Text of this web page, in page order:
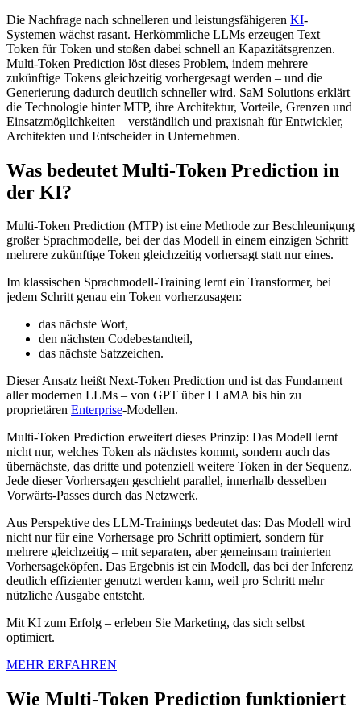
Die Nachfrage nach schnelleren und leistungsfähigeren KI-
Systemen wächst rasant. Herkömmliche LLMs erzeugen Text
Token für Token und stoßen dabei schnell an Kapazitätsgrenzen.
Multi-Token Prediction löst dieses Problem, indem mehrere
zukünftige Tokens gleichzeitig vorhergesagt werden – und die
Generierung dadurch deutlich schneller wird. SaM Solutions erklärt
die Technologie hinter MTP, ihre Architektur, Vorteile, Grenzen und
Einsatzmöglichkeiten – verständlich und praxisnah für Entwickler,
Architekten und Entscheider in Unternehmen.
Was bedeutet Multi-Token Prediction in
der KI?
Multi-Token Prediction (MTP) ist eine Methode zur Beschleunigung
großer Sprachmodelle, bei der das Modell in einem einzigen Schritt
mehrere zukünftige Token gleichzeitig vorhersagt statt nur eines.
Im klassischen Sprachmodell-Training lernt ein Transformer, bei
jedem Schritt genau ein Token vorherzusagen:
das nächste Wort,
den nächsten Codebestandteil,
das nächste Satzzeichen.
Dieser Ansatz heißt Next-Token Prediction und ist das Fundament
aller modernen LLMs – von GPT über LLaMA bis hin zu
proprietären Enterprise-Modellen.
Multi-Token Prediction erweitert dieses Prinzip: Das Modell lernt
nicht nur, welches Token als nächstes kommt, sondern auch das
übernächste, das dritte und potenziell weitere Token in der Sequenz.
Jede dieser Vorhersagen geschieht parallel, innerhalb desselben
Vorwärts-Passes durch das Netzwerk.
Aus Perspektive des LLM-Trainings bedeutet das: Das Modell wird
nicht nur für eine Vorhersage pro Schritt optimiert, sondern für
mehrere gleichzeitig – mit separaten, aber gemeinsam trainierten
Vorhersageköpfen. Das Ergebnis ist ein Modell, das bei der Inferenz
deutlich effizienter genutzt werden kann, weil pro Schritt mehr
nützliche Ausgabe entsteht.
Mit KI zum Erfolg – erleben Sie Marketing, das sich selbst
optimiert.
MEHR ERFAHREN
Wie Multi-Token Prediction funktioniert